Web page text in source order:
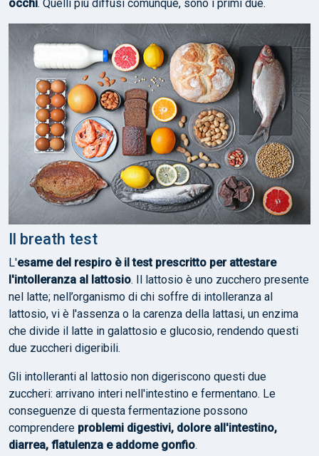
occhi. Quelli più diffusi comunque, sono i primi due.
Il breath test
L'esame del respiro è il test prescritto per attestare
l'intolleranza al lattosio. Il lattosio è uno zucchero presente
nel latte; nell’organismo di chi soffre di intolleranza al
lattosio, vi è l'assenza o la carenza della lattasi, un enzima
che divide il latte in galattosio e glucosio, rendendo questi
due zuccheri digeribili.
Gli intolleranti al lattosio non digeriscono questi due
zuccheri: arrivano interi nell'intestino e fermentano. Le
conseguenze di questa fermentazione possono
comprendere problemi digestivi, dolore all'intestino,
diarrea, flatulenza e addome gonfio.